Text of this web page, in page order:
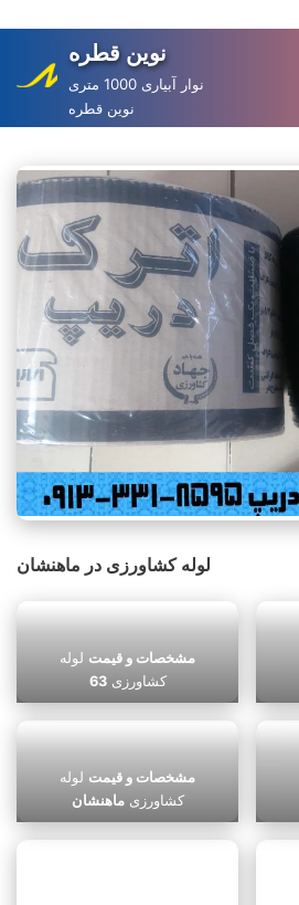
to
content
نوین قطره
نوار آبیاری 1000 متری
نوین قطره
لوله کشاورزی در ماهنشان
مشخصات و قیمت لوله
کشاورزی63
مشخصات و قیمت لوله
کشاورزیماهنشان